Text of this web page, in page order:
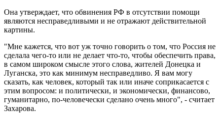
Она утверждает, что обвинения РФ в отсутствии помощи
являются несправедливыми и не отражают действительной
картины.
"Мне кажется, что вот уж точно говорить о том, что Россия не
сделала чего-то или не делает что-то, чтобы обеспечить права,
в самом широком смысле этого слова, жителей Донецка и
Луганска, это как минимум несправедливо. Я вам могу
сказать, как человек, который так или иначе соприкасается с
этим вопросом: и политически, и экономически, финансово,
гуманитарно, по-человечески сделано очень много", - считает
Захарова.